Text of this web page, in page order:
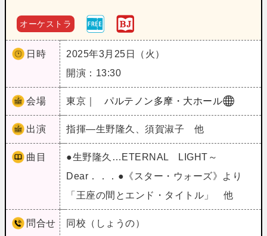
オーケストラ
日時
2025年3月25日（火）
開演：13:30
会場 東京｜ パルテノン多摩・大ホール
出演 指揮―生野隆久、須賀淑子 他
曲目
●生野隆久…ETERNAL LIGHT～
Dear．．．●《スター・ウォーズ》より
「王座の間とエンド・タイトル」 他
問合せ
同校（しょうの）